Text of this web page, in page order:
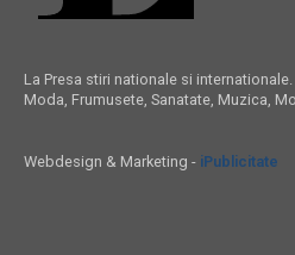
La Presa stiri nationale si
Moda, Frumusete, Sanatate, Muzica,
Webdesign & Marketing - iPublicitate